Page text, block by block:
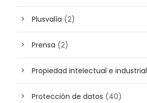
Plusvalía (2)
Prensa (2)
Propiedad intelectual e industrial
Protección de datos (40)